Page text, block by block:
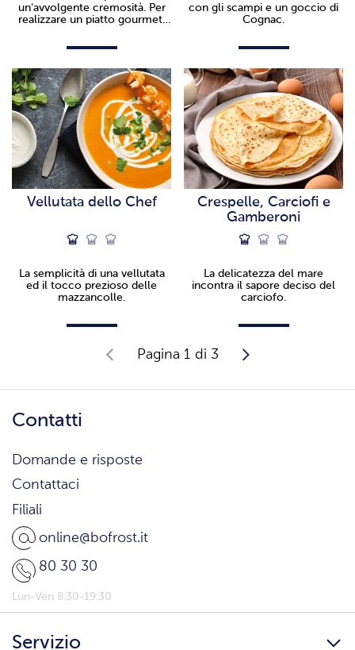
un'avvolgente cremosità. Per
realizzare un piatto gourmet,
con gli scampi e un goccio di
Cognac.
Vellutata dello Chef
La semplicità di una vellutata
ed il tocco prezioso delle
mazzancolle.
Crespelle, Carciofi e
Gamberoni
La delicatezza del mare
incontra il sapore deciso del
carciofo.
Pagina 1 di 3
Contatti
Domande e risposte
Contattaci
Filiali
online@bofrost.it
80 30 30
Lun-Ven 8:30-19:30
Servizio